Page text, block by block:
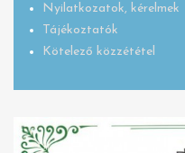
Nyilatkozatok, kérelmek
Tájékoztatók
Kötelező közzététel